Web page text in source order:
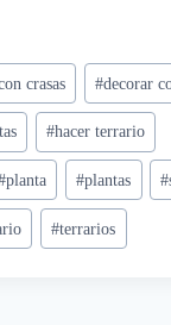
crasas #decorar
#hacer terrario
planta #plantas #
#terrarios